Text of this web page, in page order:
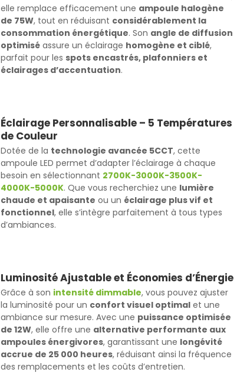
elle remplace efficacement une ampoule halogène
de 75W, tout en réduisant considérablement la
consommation énergétique. Son angle de diffusion
optimisé assure un éclairage homogène et ciblé,
parfait pour les spots encastrés, plafonniers et
éclairages d’accentuation.
Éclairage Personnalisable – 5 Températures
de Couleur
Dotée de la technologie avancée 5CCT, cette
ampoule LED permet d’adapter l’éclairage à chaque
besoin en sélectionnant 2700K-3000K-3500K-
4000K-5000K. Que vous recherchiez une lumière
chaude et apaisante ou un éclairage plus vif et
fonctionnel, elle s’intègre parfaitement à tous types
d’ambiances.
Luminosité Ajustable et Économies d’Énergie
Grâce à son intensité dimmable, vous pouvez ajuster
la luminosité pour un confort visuel optimal et une
ambiance sur mesure. Avec une puissance optimisée
de 12W, elle offre une alternative performante aux
ampoules énergivores, garantissant une longévité
accrue de 25 000 heures, réduisant ainsi la fréquence
des remplacements et les coûts d’entretien.